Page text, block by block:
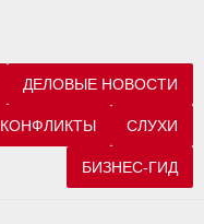
ДЕЛОВЫЕ НОВОСТИ
СЛУХИ
БИЗНЕС-ГИД